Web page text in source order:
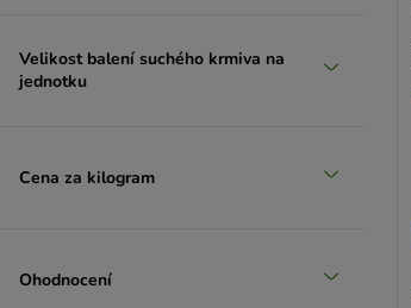
Velikost balení suchého krmiva na
jednotku
Cena za kilogram
Ohodnocení